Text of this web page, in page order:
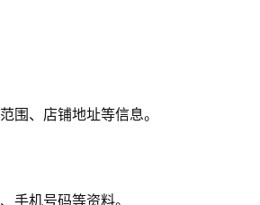
围、店铺地址等信息。
手机号码等资料。